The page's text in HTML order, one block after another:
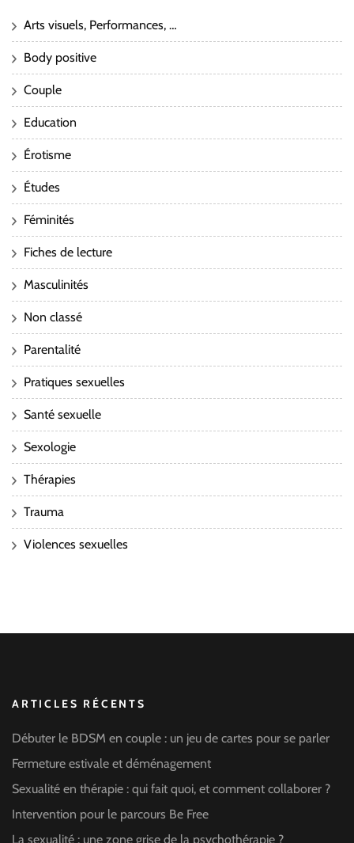
Arts visuels, Performances, …
Body positive
Couple
Education
Érotisme
Études
Féminités
Fiches de lecture
Masculinités
Non classé
Parentalité
Pratiques sexuelles
Santé sexuelle
Sexologie
Thérapies
Trauma
Violences sexuelles
ARTICLES RÉCENTS
Débuter le BDSM en couple : un jeu de cartes pour se parler
Fermeture estivale et déménagement
Sexualité en thérapie : qui fait quoi, et comment collaborer ?
Intervention pour le parcours Be Free
La sexualité : une zone grise de la psychothérapie ?